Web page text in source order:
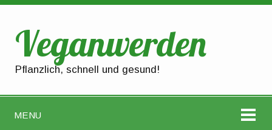
Veganwerden
Pflanzlich, schnell und gesund!
MENU